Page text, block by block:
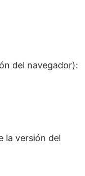
del navegador):
la versión del